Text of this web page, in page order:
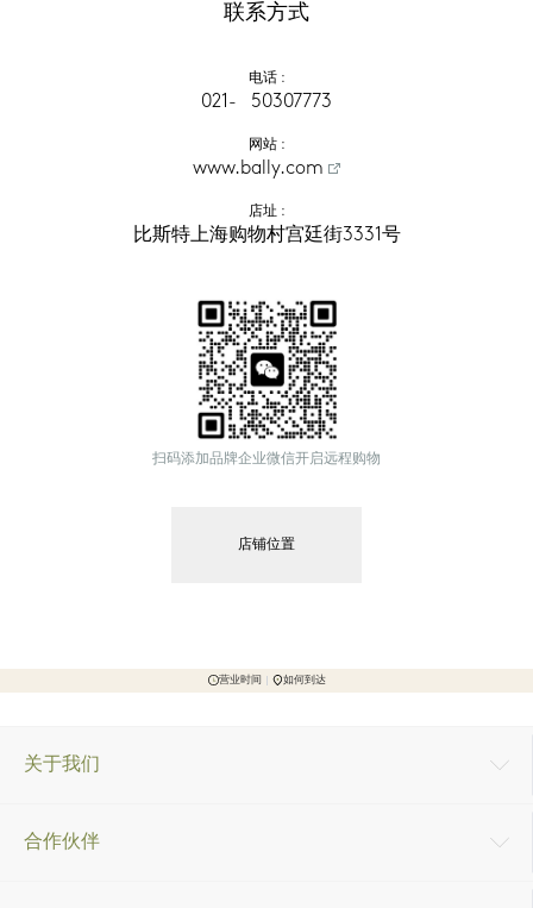
联系方式
电话 :
021-   50307773
网站 :
www.bally.com
店址 :
比斯特上海购物村宫廷街3331号
扫码添加品牌企业微信开启远程购物
店铺位置
营业时间 如何到达
关于我们
合作伙伴